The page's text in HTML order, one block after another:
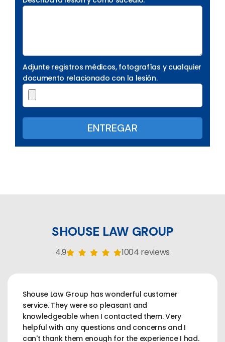
Adjunte registros médicos, fotografías y cualquier
documento relacionado con la lesión.
SHOUSE LAW GROUP
4.9 1004 reviews
Shouse Law Group has wonderful customer
service. They were so pleasant and
knowledgeable when I contacted them. Very
helpful with any questions and concerns and I
can't thank them enough for the experience I had.